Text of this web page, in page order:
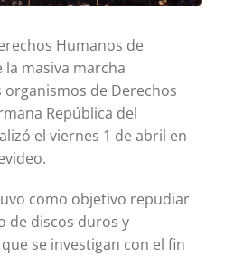
Humanos de
la masiva marcha
de Derechos
República del
el viernes 1 de abril en
como objetivo repudiar
de discos duros y
se investigan con el fin